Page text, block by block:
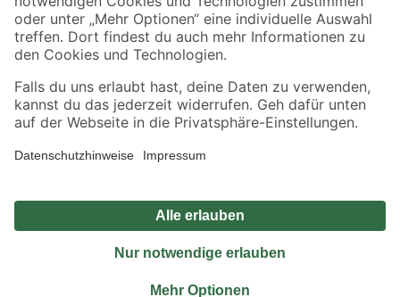
Alle Preisangaben in EUR inkl. gesetzl. MwSt.. Die dargestellten Angebote sind unter
Umständen nicht in allen Märkten verfügbar. Die angegebenen Verfügbarkeiten beziehen
Produkte nur solange der Vorrat reicht.
*Paketversand ab 59 € versandkostenfrei, gilt nicht für Artikel mit Speditionsversand, hier
Privatsphäre Impressum
Nutzungsbedingungen
Widerrufsrecht
Vertrag widerrufen
© 2026 toom Baumarkt GmbH